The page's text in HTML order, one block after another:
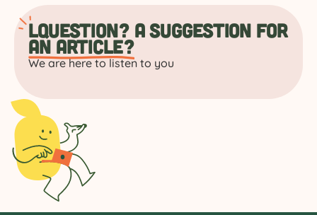
Lquestion? A suggestion for
an article?
We are here to listen to you